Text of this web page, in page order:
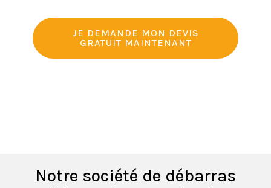
JE DEMANDE MON DEVIS
GRATUIT MAINTENANT
Notre société de débarras